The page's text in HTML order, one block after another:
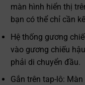
màn hình hiển thị
bạn có thể chỉ cần
Hệ thống gương
vào gương chiếu
phải di chuyển đầu.
Gắn trên tap-lô: